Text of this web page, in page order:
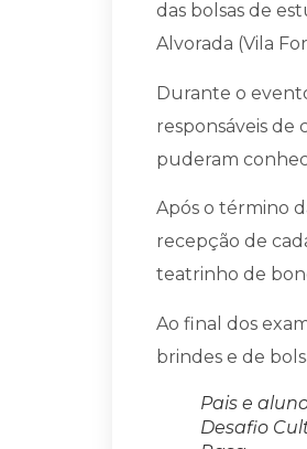
das bolsas de
Alvorada (Vila
Durante o
responsáveis de
puderam
Após o término
recepção de
teatrinho de
Ao final dos
brindes e de
Pais e
Desafio